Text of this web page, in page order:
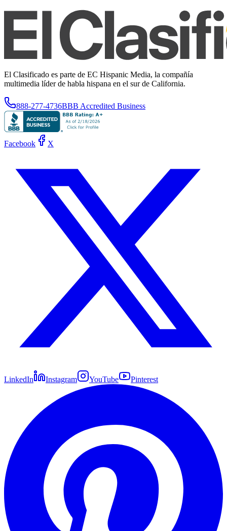
El Clasificado es parte de EC Hispanic Media, la compañía
multimedia líder de habla hispana en el sur de California.
888-277-4736BBB Accredited Business
Facebook X
LinkedIn Instagram YouTube Pinterest